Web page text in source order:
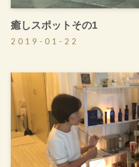
癒しスポットその1
2019-01-22